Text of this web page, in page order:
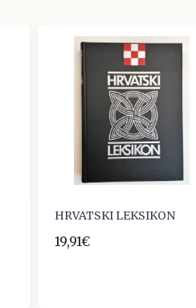
HRVATSKI LEKSIKON
19,91€